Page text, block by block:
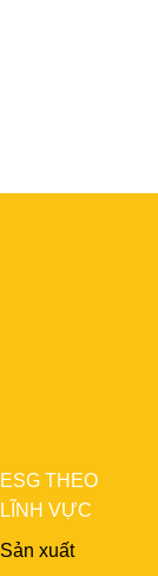
ESG THEO
LĨNH VỰC
Sản xuất